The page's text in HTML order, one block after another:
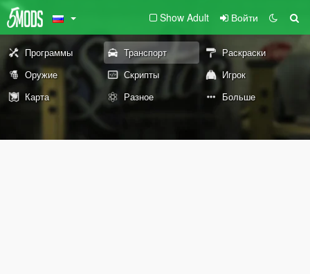
Show Adult Войти
Программы Транспорт
Раскраски
Оружие
Скрипты
Игрок
Карта
Разное Больше